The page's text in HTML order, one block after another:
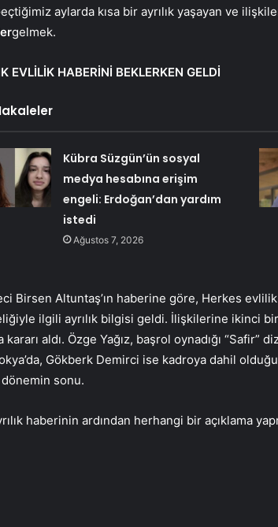
aylarda kısa bir ayrılık yaşayan ve
gelmek.
EVLİLİK HABERİNİ BEKLERKEN GELDİ
Kübra Süzgün’ün sosyal
medya hesabına erişim
engeli: Erdoğan’dan yardım
istedi
Ağustos 7, 2026
Birsen Altuntaş’ın haberine göre, Herkes
ilgili ayrılık bilgisi geldi. İlişkilerine ikinci
kararı aldı. Özge Yağız, başrol oynadığı
Gökberk Demirci ise kadroya dahil
sonu.
haberinin ardından herhangi bir açıklama